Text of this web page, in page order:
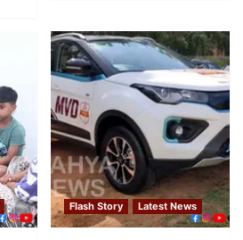
Flash Story Latest News